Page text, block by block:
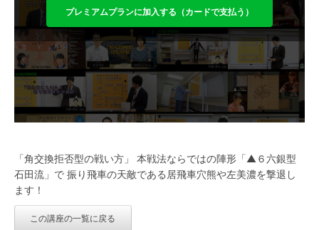
プレミアムプランに加入する（カードで支払う）
「角交換拒否型の戦い方」 本戦法ならではの陣形「▲６六銀型
石田流」で 振り飛車の天敵である居飛車穴熊や左美濃を撃退し
ます！
この講座の一覧に戻る